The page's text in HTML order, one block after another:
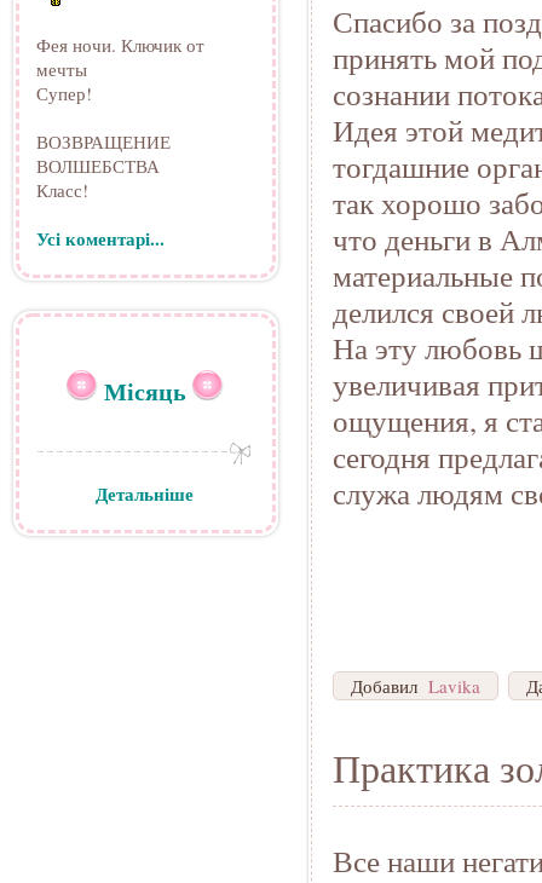
Спасибо за
принять мой
сознании
Идея этой
тогдашние
так хорошо
что деньги в
материальные
делился своей
На эту любовь
увеличивая
ощущения, я
сегодня
служа людям
Добавил Lavika
Практика
Все наши
Фея ночи. Ключик от
мечты
Супер!
ВОЗВРАЩЕНИЕ
ВОЛШЕБСТВА
Класс!
Усі коментарі...
Місяць
Детальніше